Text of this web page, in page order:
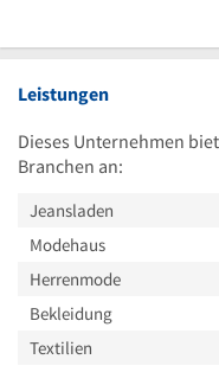
Leistungen
Dieses Unternehmen
Branchen an:
Jeansladen
Modehaus
Herrenmode
Bekleidung
Textilien